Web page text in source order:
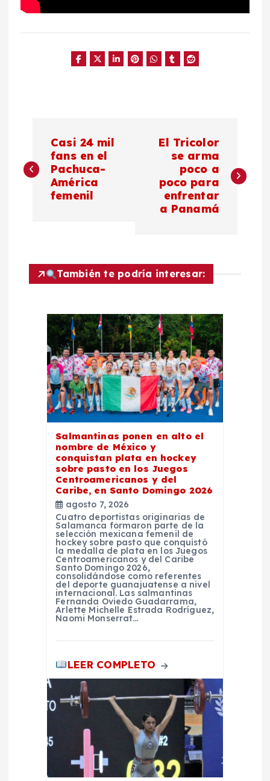
a
a
Casi 24 mil
fans en el
Pachuca-
América
femenil
El Tricolor
se arma
poco a
poco para
enfrentar
a Panamá
También te podría interesar:
Salmantinas ponen en alto el
nombre de México y
conquistan plata en hockey
sobre pasto en los Juegos
Centroamericanos y del
Caribe, en Santo Domingo 2026
agosto 7, 2026
Cuatro deportistas originarias de
Salamanca formaron parte de la
selección mexicana femenil de
hockey sobre pasto que conquistó
la medalla de plata en los Juegos
Centroamericanos y del Caribe
Santo Domingo 2026,
consolidándose como referentes
del deporte guanajuatense a nivel
internacional. Las salmantinas
Fernanda Oviedo Guadarrama,
Arlette Michelle Estrada Rodríguez,
Naomi Monserrat…
LEER COMPLETO